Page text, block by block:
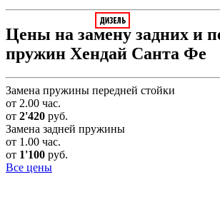
Цены на замену задних и
пружин Хендай Санта Фе
Замена пружины передней стойки
от 2.00 час.
от 2'420 руб.
Замена задней пружины
от 1.00 час.
от 1'100 руб.
Все цены